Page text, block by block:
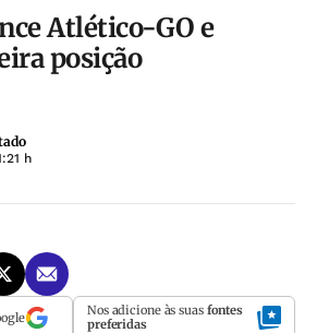
Atlético-GO e
posição
h
Nos adicione às suas fontes
preferidas